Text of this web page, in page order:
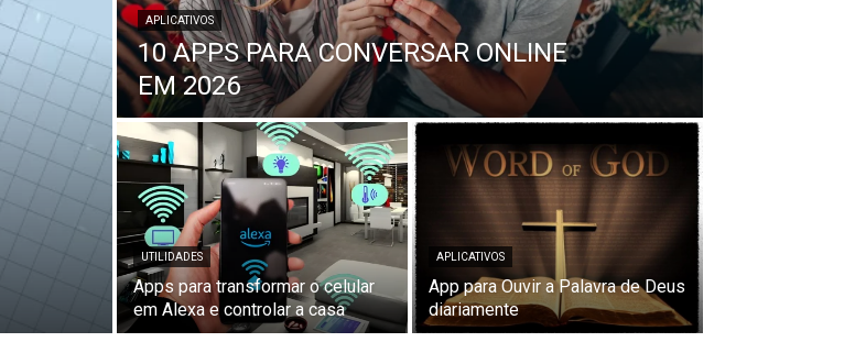
APLICATIVOS
10 APPS PARA CONVERSAR ONLINE
EM 2026
UTILIDADES
Apps para transformar o celular
em Alexa e controlar a casa
APLICATIVOS
App para Ouvir a Palavra de Deus
diariamente